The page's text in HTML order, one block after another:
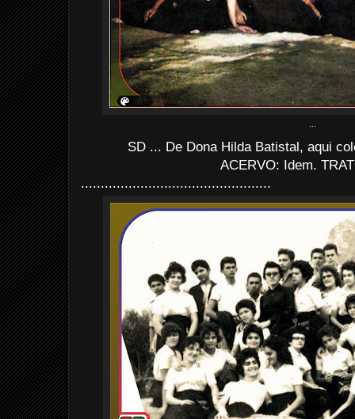
SD ... De Dona Hilda Batistal, aqui
ACERVO: Idem.
................................................